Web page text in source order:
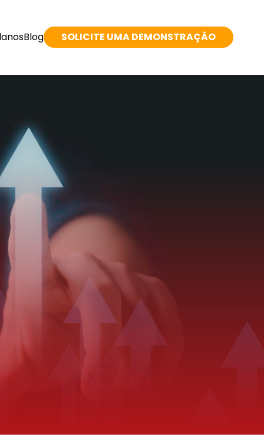
Blog SOLICITE UMA DEMONSTRAÇÃO
Outros serviços